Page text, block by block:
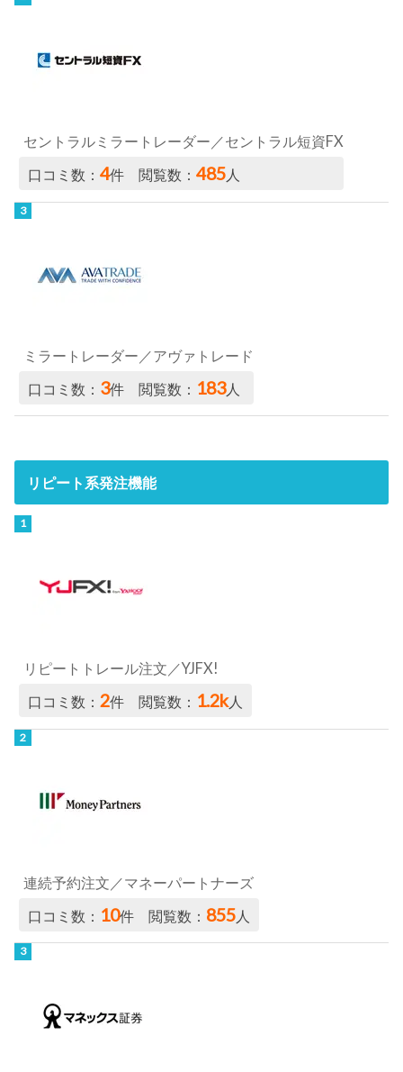
セントラルミラートレーダー／セントラル短資FX
口コミ数：4件 閲覧数：485人
ミラートレーダー／アヴァトレード
口コミ数： 3件 閲覧数： 183人
リピート系発注機能
リピートトレール注文／YJFX!
口コミ数：2件 閲覧数： 1.2k人
連続予約注文／マネーパートナーズ
口コミ数： 10件 閲覧数： 855 人